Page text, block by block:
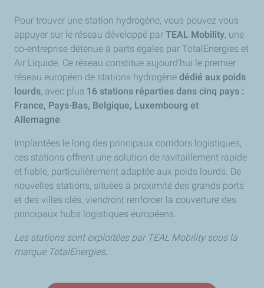
Pour trouver une station hydrogène, vous pouvez vous
appuyer sur le réseau développé par TEAL Mobility, une
co‑entreprise détenue à parts égales par TotalEnergies et
Air Liquide. Ce réseau constitue aujourd’hui le premier
réseau européen de stations hydrogène dédié aux poids
lourds, avec plus 16 stations réparties dans cinq pays :
France, Pays-Bas, Belgique, Luxembourg et
Allemagne.
Implantées le long des principaux corridors logistiques,
ces stations offrent une solution de ravitaillement rapide
et fiable, particulièrement adaptée aux poids lourds. De
nouvelles stations, situées à proximité des grands ports
et des villes clés, viendront renforcer la couverture des
principaux hubs logistiques européens.
Les stations sont exploitées par TEAL Mobility sous la
marque TotalEnergies.